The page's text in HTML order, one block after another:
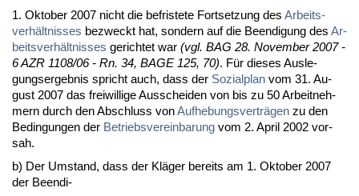
1. Ok­to­ber 2007 nicht die be­fris­te­te Fort­set­zung des Ar­beits­
verhält­nis­ses be­zweckt hat, son­dern auf die Be­en­di­gung des Ar­
beits­verhält­nis­ses ge­rich­tet war (vgl. BAG 28. No­vem­ber 2007 -
6 AZR 1108/06 - Rn. 34, BA­GE 125, 70). Für die­ses Aus­le­
gungs­er­geb­nis spricht auch, dass der So­zi­al­plan vom 31. Au­
gust 2007 das frei­wil­li­ge Aus­schei­den von bis zu 50 Ar­beit­neh­
mern durch den Ab­schluss vonAuf­he­bungs­verträgen zu den
Be­din­gun­gen der Be­triebs­ver­ein­ba­rung vom 2. April 2002 vor­
sah.
b) Der Um­stand, dass der Kläger be­reits am 1. Ok­to­ber 2007
der Be­en­di-